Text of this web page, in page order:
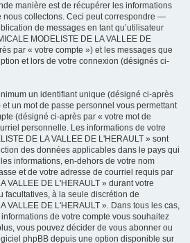
manière est de récupérer les informations
nous collectons. Ceci peut correspondre —
de messages en tant qu’utilisateur
MODELISTE DE LA VALLEE DE
par « votre compte ») et les messages que
et lors de votre connexion (désignés ci-
un identifiant unique (désigné ci-après
et un mot de passe personnel vous permettant
(désigné ci-après par « votre mot de
personnelle. Les informations de votre
DE LA VALLEE DE L'HERAULT » sont
des données applicables dans le pays qui
informations, en-dehors de votre nom
et de votre adresse de courriel requis par
VALLEE DE L'HERAULT » durant votre
facultatives, à la seule discrétion de
VALLEE DE L'HERAULT ». Dans tous les cas,
de votre compte vous souhaitez
vous pouvez décider de vous abonner ou
phpBB depuis une option disponible sur